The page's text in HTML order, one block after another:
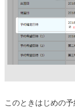
このときはじめの